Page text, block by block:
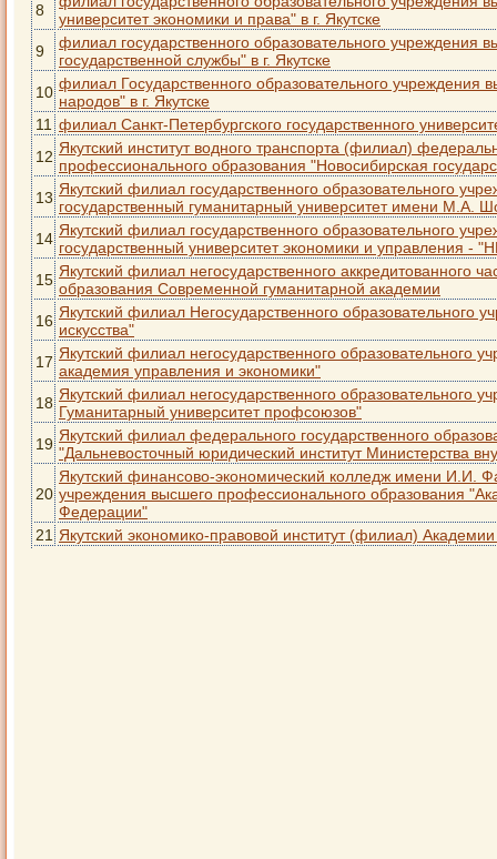
8
университет экономики и права" в г. Якутске
9
филиал государственного образовательного
государственной службы" в г. Якутске
10 филиал Государственного образовательного учреждения
народов" в г. Якутске
11 филиал Санкт-Петербургского государственного
12 Якутский институт водного транспорта (филиал)
профессионального образования "Новосибирская
13 Якутский филиал государственного образовательного
государственный гуманитарный университет имени М.А.
14 Якутский филиал государственного образовательного
государственный университет экономики и управления -
15 Якутский филиал негосударственного аккредитованного
образования Современной гуманитарной академии
16 Якутский филиал Негосударственного образовательного
искусства"
17 Якутский филиал негосударственного образовательного
академия управления и экономики"
18 Якутский филиал негосударственного образовательного
Гуманитарный университет профсоюзов"
19 Якутский филиал федерального государственного
"Дальневосточный юридический институт Министерства
20
Якутский финансово-экономический колледж имени И.И.
учреждения высшего профессионального образования
Федерации"
21 Якутский экономико-правовой институт (филиал)